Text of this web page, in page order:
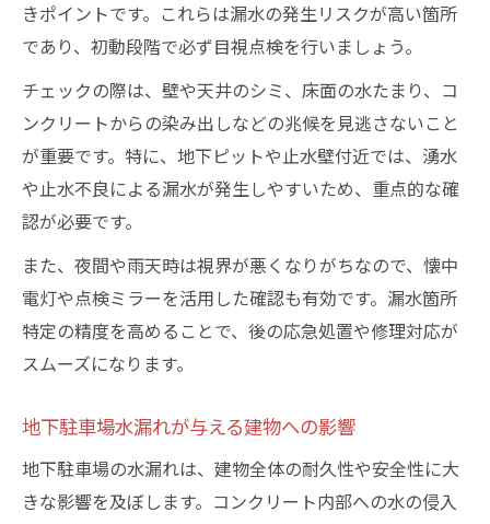
きポイントです。これらは漏水の発生リスクが高い箇所
であり、初動段階で必ず目視点検を行いましょう。
チェックの際は、壁や天井のシミ、床面の水たまり、コ
ンクリートからの染み出しなどの兆候を見逃さないこと
が重要です。特に、地下ピットや止水壁付近では、湧水
や止水不良による漏水が発生しやすいため、重点的な確
認が必要です。
また、夜間や雨天時は視界が悪くなりがちなので、懐中
電灯や点検ミラーを活用した確認も有効です。漏水箇所
特定の精度を高めることで、後の応急処置や修理対応が
スムーズになります。
地下駐車場水漏れが与える建物への影響
地下駐車場の水漏れは、建物全体の耐久性や安全性に大
きな影響を及ぼします。コンクリート内部への水の侵入